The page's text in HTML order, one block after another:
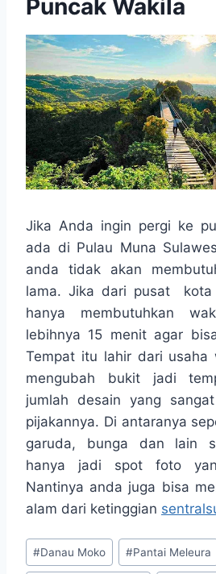
Puncak Wakila
Jika Anda ingin pergi ke
ada di Pulau Muna
anda tidak akan
lama. Jika dari pusat kota
hanya membutuhkan
lebihnya 15 menit agar
Tempat itu lahir dari usaha
mengubah bukit jadi
jumlah desain yang
pijakannya. Di antaranya
garuda, bunga dan lain
hanya jadi spot foto
Nantinya anda juga bisa
alam dari ketinggian
Post
Tags:
#Danau Moko #Pantai Meleura